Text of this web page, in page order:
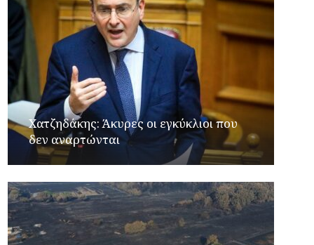
Xατζηδάκης: Άκυρες οι εγκύκλιοι που
δεν αναρτώνται